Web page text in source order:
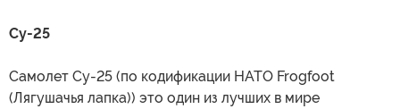
Су-25
Самолет Су-25 (по кодификации НАТО Frogfoot
(Лягушачья лапка)) это один из лучших в мире